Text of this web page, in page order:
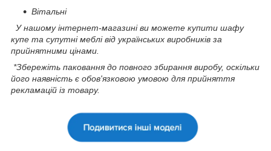
Вітальні
У нашому інтернет-магазині ви можете купити шафу
купе та супутні меблі від українських виробників за
прийнятними цінами.
*Збережіть паковання до повного збирання виробу, оскільки
його наявність є обов'язковою умовою для прийняття
рекламацій із товару.